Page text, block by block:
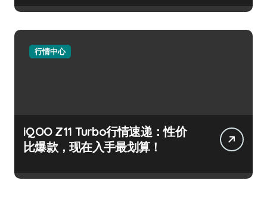
行情中心
iQOO Z11 Turbo行情速递：性价
比爆款，现在入手最划算！